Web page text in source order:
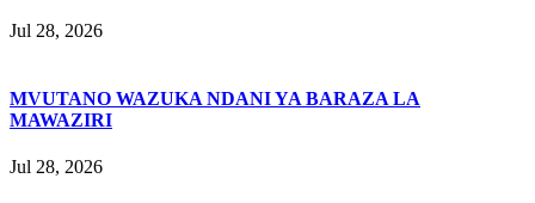
Jul 28, 2026
MVUTANO WAZUKA NDANI YA BARAZA LA
MAWAZIRI
Jul 28, 2026